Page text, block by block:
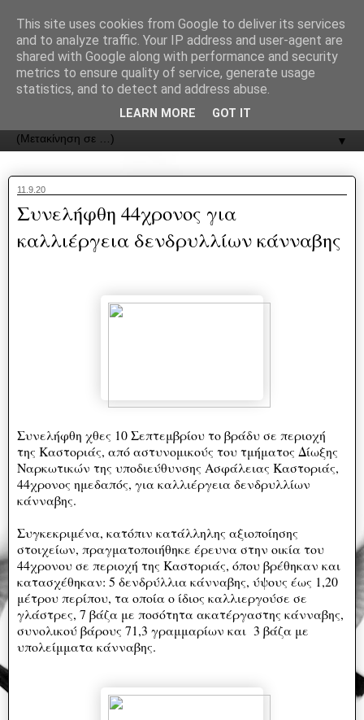
ΟΔΟΣ
▼
11.9.20
Συνελήφθη 44χρονος για
καλλιέργεια δενδρυλλίων κάνναβης
Συνελήφθη χθες 10 Σεπτεμβρίου το βράδυ σε περιοχή
της Καστοριάς, από αστυνομικούς του τμήματος Δίωξης
Ναρκωτικών της υποδιεύθυνσης Ασφάλειας Καστοριάς,
44χρονος ημεδαπός, για καλλιέργεια δενδρυλλίων
κάνναβης.
Συγκεκριμένα, κατόπιν κατάλληλης αξιοποίησης
στοιχείων, πραγματοποιήθηκε έρευνα στην οικία του
44χρονου σε περιοχή της Καστοριάς, όπου βρέθηκαν και
κατασχέθηκαν: 5 δενδρύλλια κάνναβης, ύψους έως 1,20
μέτρου περίπου, τα οποία ο ίδιος καλλιεργούσε σε
γλάστρες, 7 βάζα με ποσότητα ακατέργαστης κάνναβης,
συνολικού βάρους 71,3 γραμμαρίων και 3 βάζα με
υπολείμματα κάνναβης.
This site uses cookies from Google to deliver its services
and to analyze traffic. Your IP address and user-agent are
shared with Google along with performance and security
metrics to ensure quality of service, generate usage
statistics, and to detect and address abuse.
LEARN MORE GOT IT